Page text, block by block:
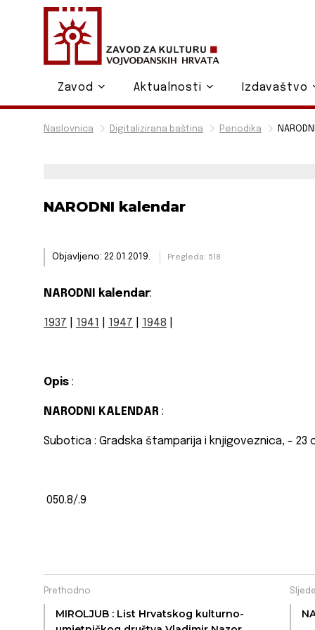
Naslovnica Digitalizirana baština Periodika
NARODNI kalendar
Objavljeno: 22.01.2019. Pregleda: 518
NARODNI kalendar:
1937 1941 1947 1948
Opis :
NARODNI KALENDAR :
Subotica : Gradska štamparija i knjigoveznica, - 23
050.8/.9
Prethodno
MIROLJUB : List Hrvatskog kulturno-
Zavod Aktualnosti Izdavaštvo